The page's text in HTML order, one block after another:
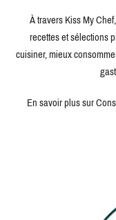
À travers Kiss My
recettes et sélections
cuisiner, mieux
En savoir plus sur